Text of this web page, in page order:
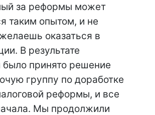
за реформы может
таким опытом, и не
оказаться в
В результате
принято решение
группу по доработке
реформы, и все
Мы продолжили